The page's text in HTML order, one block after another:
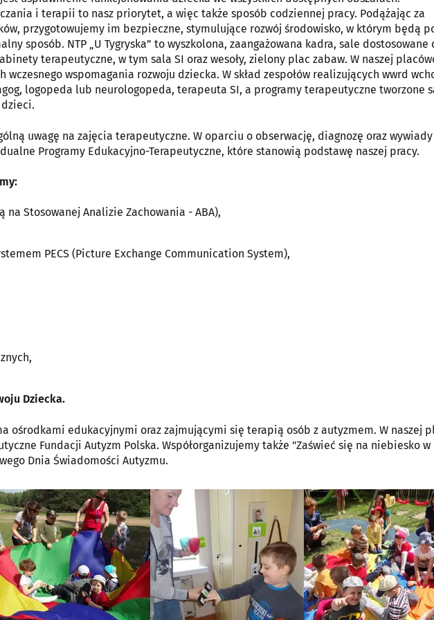
i terapii to nasz priorytet, a więc także sposób codziennej pracy. Podążając za
przygotowujemy im bezpieczne, stymulujące rozwój środowisko, w którym będą
sposób. NTP „U Tygryska” to wyszkolona, zaangażowana kadra, sale dostosowane
terapeutyczne, w tym sala SI oraz wesoły, zielony plac zabaw. W naszej
wczesnego wspomagania rozwoju dziecka. W skład zespołów realizujących wwrd
logopeda lub neurologopeda, terapeuta SI, a programy terapeutyczne tworzone
uwagę na zajęcia terapeutyczne. W oparciu o obserwację, diagnozę oraz wywiady
Programy Edukacyjno-Terapeutyczne, które stanowią podstawę naszej pracy.
Stosowanej Analizie Zachowania - ABA),
PECS (Picture Exchange Communication System),
Dziecka.
ośrodkami edukacyjnymi oraz zajmującymi się terapią osób z autyzmem. W naszej
Fundacji Autyzm Polska. Współorganizujemy także "Zaświeć się na niebiesko w
Dnia Świadomości Autyzmu.